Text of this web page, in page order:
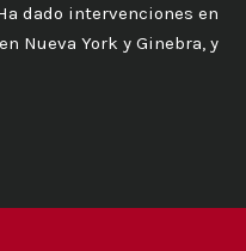
dado intervenciones en
Nueva York y Ginebra, y